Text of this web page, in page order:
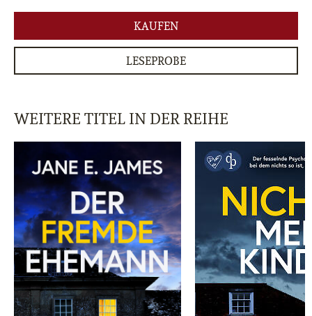
KAUFEN
LESEPROBE
WEITERE TITEL IN DER REIHE